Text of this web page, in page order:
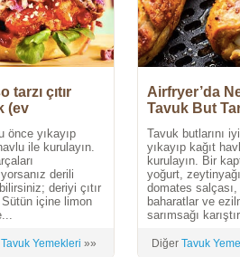
tarzı çıtır
(ev
önce yıkayıp
ile kurulayın.
derili
deriyi çıtır
Sütün içine limon
Tavuk Yemekleri »»
Airfryer’da
Tavuk But
Tavuk butlarını
yıkayıp kağıt
kurulayın. Bir
yoğurt,
domates salçası,
baharatlar ve
sarımsağı
Diğer Tavuk